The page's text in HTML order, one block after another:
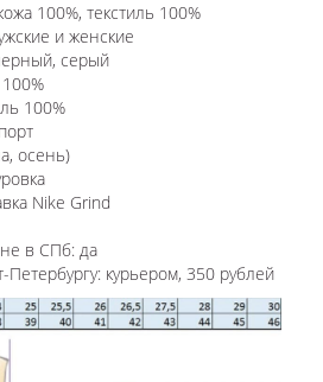
100%, текстиль 100%
и женские
серый
100%
осень)
Nike Grind
в СПб: да
Петербургу: курьером, 350 рублей